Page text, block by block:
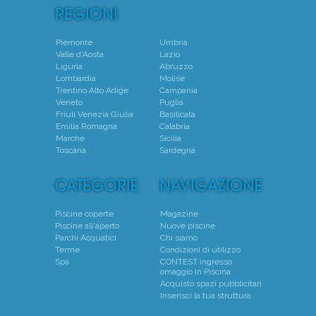
Piemonte
Valle d'Aosta
Liguria
Lombardia
Trentino Alto Adige
Veneto
Friuli Venezia Giulia
Emilia Romagna
Marche
Toscana
Umbria
Lazio
Abruzzo
Molise
Campania
Puglia
Basilicata
Calabria
Sicilia
Sardegna
Piscine coperte
Piscine all'aperto
Parchi Acquatici
Terme
Spa
Magazine
Nuove piscine
Chi siamo
Condizioni di utilizzo
CONTEST ingresso
omaggio in Piscina
Acquisto spazi pubblicitari
Inserisci la tua struttura